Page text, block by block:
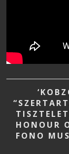
HONOUR
FONO